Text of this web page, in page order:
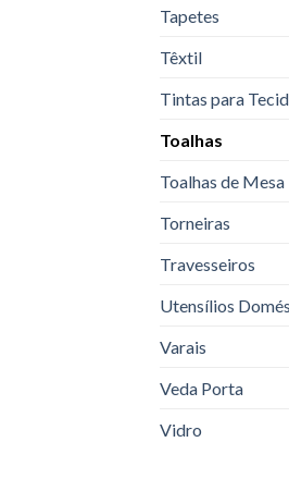
Tapetes
Têxtil
Tintas para
Toalhas
Toalhas de Mesa
Torneiras
Travesseiros
Utensílios
Varais
Veda Porta
Vidro